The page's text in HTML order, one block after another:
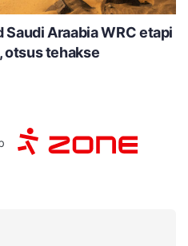
Araabia WRC etapi
otsus tehakse